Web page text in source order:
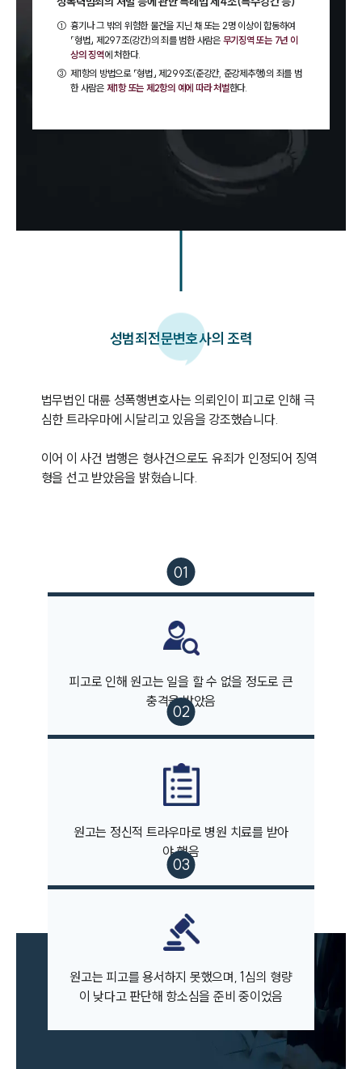
팀소개
팀소개
대륜의 강점
오시는 길
글로벌 파트너 로펌
통합검색
AI대륜
업무사례
사례분석/최신동향
① 흉기나 그 밖의 위험한 물건을 지닌 채 또는 2명 이상이 합동하여
「형법」 제297조(강간)의 죄를 범한 사람은 무기징역 또는 7년 이
상의 징역에 처한다.
③ 제1항의 방법으로 「형법」 제299조(준강간, 준강제추행)의 죄를 범
한 사람은 제1항 또는 제2항의 예에 따라 처벌한다.
성범죄전문변호사의 조력
법무법인 대륜 성폭행변호사는 의뢰인이 피고로 인해 극
심한 트라우마에 시달리고 있음을 강조했습니다.
이어 이 사건 범행은 형사건으로도 유죄가 인정되어 징역
형을 선고 받았음을 밝혔습니다.
피고로 인해 원고는 일을 할 수 없을 정도로 큰
충격을 받았음
원고는 정신적 트라우마로 병원 치료를 받아
야 했음
원고는 피고를 용서하지 못했으며, 1심의 형량
이 낮다고 판단해 항소심을 준비 중이었음